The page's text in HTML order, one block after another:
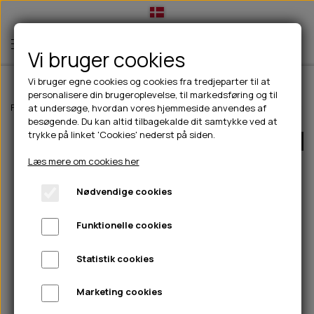
TIL HUND
💧FODER- VANDSKÅLE
CHICOPEE
GODBIDSTASKE
HALSBÅND
🦴 GODBIDDER & SNACKS
🍖 SMAGSVARIANTER
🎾 LEGETØJ
TÆNDER, ØRE, ØJE, POTER & NÆSE
🐾 UDSTYR & KOMFORT
TIL HUNDEEJER
DRIKKEFLASKER/TERMOFLASKER
HUER OG VANTER
PINEWOOD SALES
TIL KAT
TILBUD
NYHEDER
ABONNEMENT
Forside Til hunde hundelegetøj Aktivitetslegetøj Kong Easy
Vi bruger cookies
Vi bruger egne cookies og cookies fra tredjeparter til at
personalisere din brugeroplevelse, til markedsføring og til
at undersøge, hvordan vores hjemmeside anvendes af
besøgende. Du kan altid tilbagekalde dit samtykke ved at
trykke på linket 'Cookies' nederst på siden.
Læs mere om cookies her
Nødvendige cookies
Funktionelle cookies
Statistik cookies
Marketing cookies